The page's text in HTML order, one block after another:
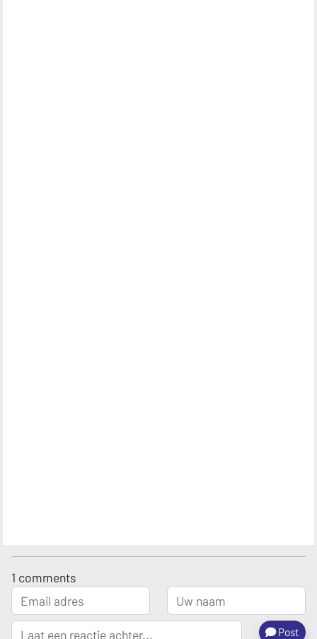
1 comments
Post